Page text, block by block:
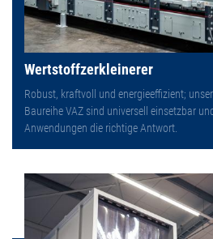
Wertstoffzerkleinerer
Robust, kraftvoll und energieeffizient;
Baureihe VAZ sind universell einsetzbar
Anwendungen die richtige Antwort.